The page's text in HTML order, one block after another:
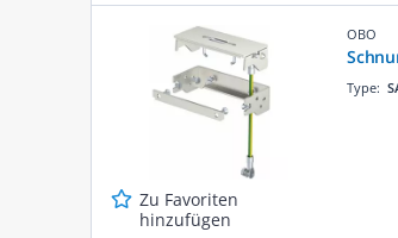
Zu Favoriten
hinzufügen
OBO
Type: